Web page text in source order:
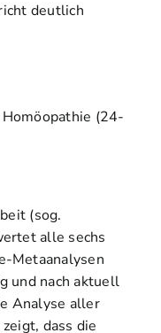
deutlich
(24-
(sog.
alle sechs
Metaanalysen
und nach aktuell
Analyse aller
dass die